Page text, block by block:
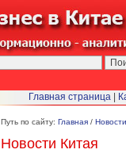
Путь по сайту: Главная / Новости
Новости Китая
Главная страница